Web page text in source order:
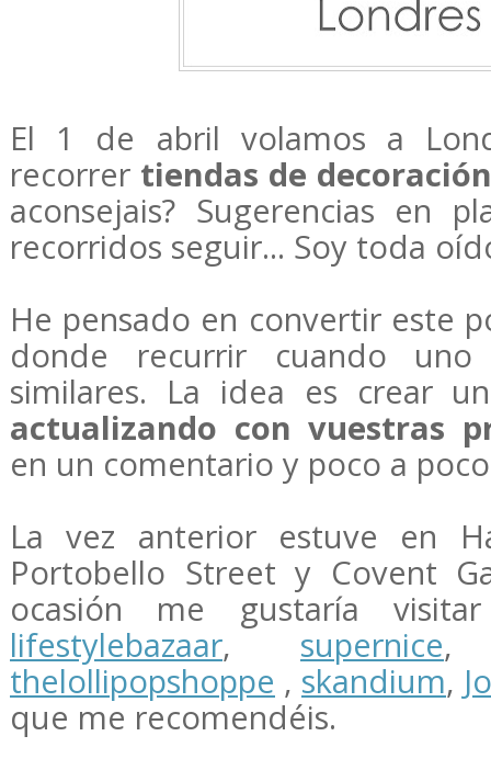
El 1 de abril volamos a
recorrer tiendas de
aconsejais? Sugerencias en
recorridos seguir... Soy toda
He pensado en convertir este
donde recurrir cuando uno
similares. La idea es crear
actualizando con vuestras
en un comentario y poco a
La vez anterior estuve en
Portobello Street y Covent
ocasión me gustaría
lifestylebazaar, supernice
thelollipopshoppe , skandium,
que me recomendéis.